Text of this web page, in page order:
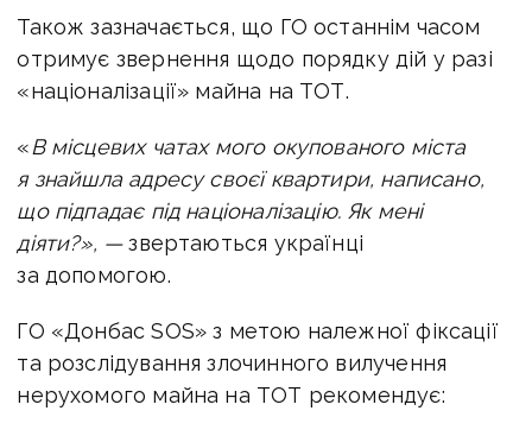
Також зазначається, що ГО останнім часом
отримує звернення щодо порядку дій у разі
«націоналізації» майна на ТОТ.
«В місцевих чатах мого окупованого міста
я знайшла адресу своєї квартири, написано,
що підпадає під націоналізацію. Як мені
діяти?», —звертаються українці
за допомогою.
ГО «Донбас SOS» з метою належної фіксації
та розслідування злочинного вилучення
нерухомого майна на ТОТ рекомендує: